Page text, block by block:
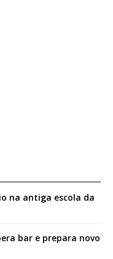
na antiga escola da
bar e prepara novo